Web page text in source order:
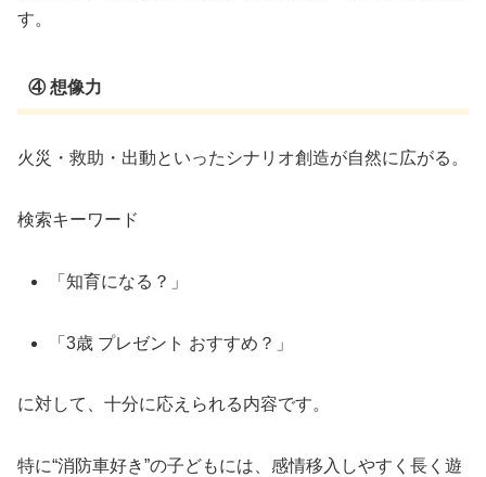
す。
④ 想像力
火災・救助・出動といったシナリオ創造が自然に広がる。
検索キーワード
「知育になる？」
「3歳 プレゼント おすすめ？」
に対して、十分に応えられる内容です。
特に“消防車好き”の子どもには、感情移入しやすく長く遊